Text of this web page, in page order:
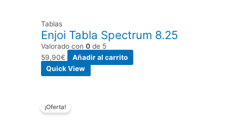
Tablas
Enjoi Tabla Spectrum 8.25
Valorado con0 de 5
59,90€
Añadir al carrito
Quick View
¡Oferta!